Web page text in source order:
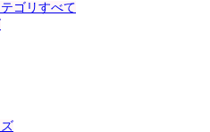
ゴリすべて